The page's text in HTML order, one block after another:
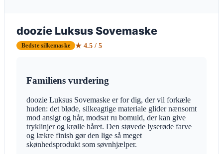
doozie Luksus Sovemaske
Bedste silkemaske ★ 4.5 / 5
Familiens vurdering
doozie Luksus Sovemaske er for dig, der vil forkæle
huden: det bløde, silkeagtige materiale glider nænsomt
mod ansigt og hår, modsat ru bomuld, der kan give
tryklinjer og krølle håret. Den støvede lyserøde farve
og lækre finish gør den lige så meget
skønhedsprodukt som søvnhjælper.